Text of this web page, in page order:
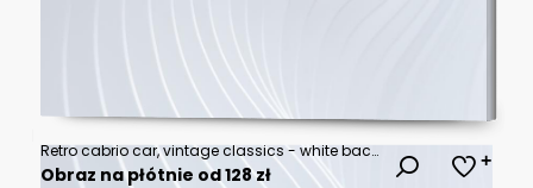
Retro cabrio car, vintage classics - white background
Obraz na płótnie od 128 zł